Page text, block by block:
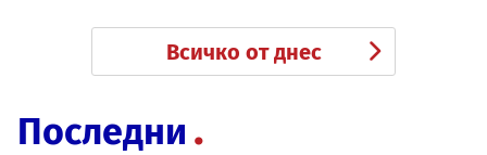
Всичко от днес
Последни